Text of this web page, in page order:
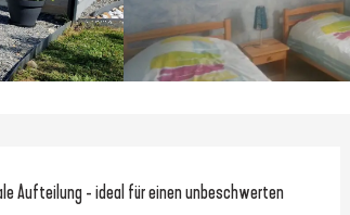
Aufteilung - ideal für einen unbeschwerten